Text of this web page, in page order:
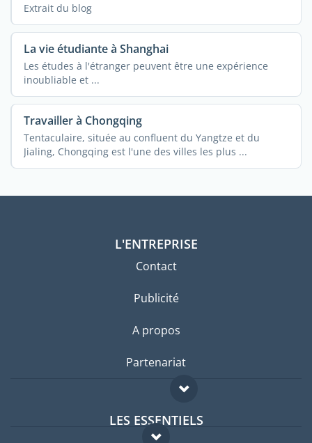
Extrait du blog
La vie étudiante à Shanghai
Les études à l'étranger peuvent être une expérience
inoubliable et ...
Travailler à Chongqing
Tentaculaire, située au confluent du Yangtze et du
Jialing, Chongqing est l'une des villes les plus ...
L'ENTREPRISE
Contact
Publicité
A propos
Partenariat
LES ESSENTIELS